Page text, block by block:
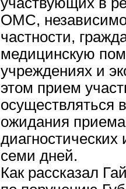
ОМС, независимо
частности,
медицинскую
учреждениях и
этом прием
осуществляться
ожидания
семи дней.
Как рассказал